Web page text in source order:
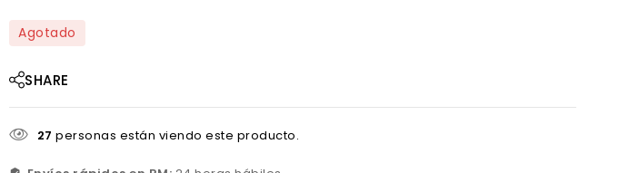
Agotado
SHARE
27 personas están viendo este producto.